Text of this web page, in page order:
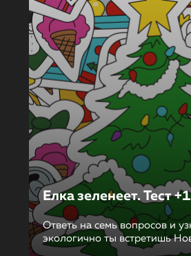
Елка зеленеет. Тест +1
Ответь на семь вопросов и
экологично ты встретишь